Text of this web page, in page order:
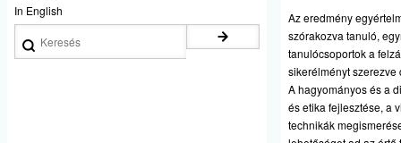
In English
Az eredmény
szórakozva tanuló,
tanulócsoportok a
sikerélményt
A hagyományos és a
és etika fejlesztése, a
technikák